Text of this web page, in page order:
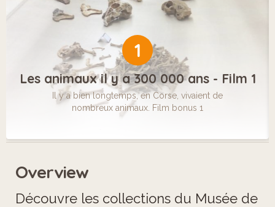
1
Les animaux il y a 300 000 ans - Film 1
Il y a bien longtemps, en Corse, vivaient de
nombreux animaux. Film bonus 1
Overview
Découvre les collections du Musée de